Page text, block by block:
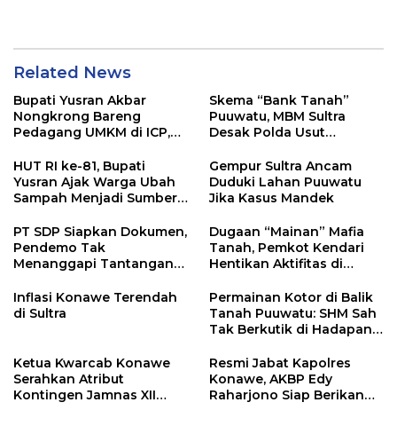
Related News
Bupati Yusran Akbar
Nongkrong Bareng
Pedagang UMKM di ICP,
Hidupkan Ekonomi
Kerakyatan
Skema “Bank Tanah”
Puuwatu, MBM Sultra
Desak Polda Usut
Kadin
HUT RI ke-81, Bupati
Yusran Ajak Warga Ubah
Sampah Menjadi Sumber
Gempur Sultra Ancam
Duduki Lahan Puuwatu
Jika Kasus Mandek
PT SDP Siapkan Dokumen,
Pendemo Tak
Menanggapi Tantangan
Dugaan “Mainan” Mafia
Tanah, Pemkot Kendari
Hentikan Aktifitas di
Inflasi Konawe Terendah
di Sultra
Permainan Kotor di Balik
Tanah Puuwatu: SHM Sah
Tak Berkutik di Hadapan
Ketua Kwarcab Konawe
Serahkan Atribut
Kontingen Jamnas XII
Resmi Jabat Kapolres
Konawe, AKBP Edy
Raharjono Siap Berikan